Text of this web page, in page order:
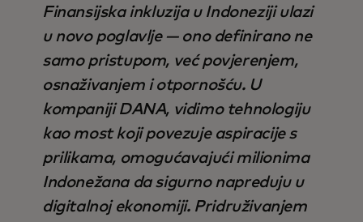
Finansijska inkluzija u Indoneziji ulazi
u novo poglavlje — ono definirano ne
samo pristupom, već povjerenjem,
osnaživanjem i otpornošću. U
kompaniji DANA, vidimo tehnologiju
kao most koji povezuje aspiracije s
prilikama, omogućavajući milionima
Indonežana da sigurno napreduju u
digitalnoj ekonomiji. Pridruživanjem